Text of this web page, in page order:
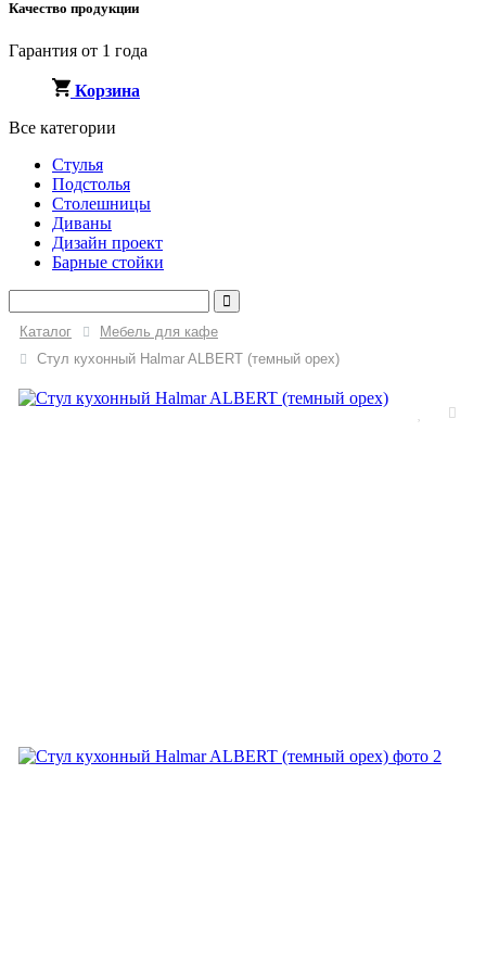
Качество продукции
Гарантия от 1 года
Корзина
Все категории
Стулья
Подстолья
Столешницы
Диваны
Дизайн проект
Барные стойки
Каталог
Мебель для кафе
Стул кухонный Halmar ALBERT (темный орех)